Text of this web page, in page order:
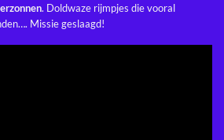
. Doldwaze rijmpjes die vooral
Missie geslaagd!